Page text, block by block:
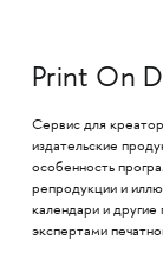
Print On
Cервис для
издательские
особенность
репродукции и
календари и
экспертами